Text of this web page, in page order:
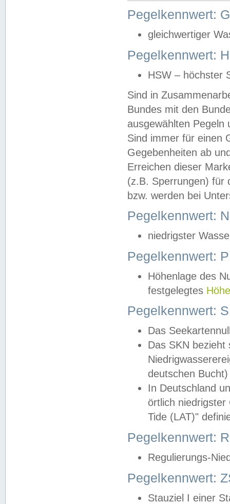
Pegelkennwert:
gleichwertiger
Pegelkennwert:
HSW – höchster
Sind in
Bundes mit den
ausgewählten
Sind immer für einen
Gegebenheiten ab
Erreichen dieser
(z.B. Sperrungen) für
bzw. werden bei
Pegelkennwert:
niedrigster
Pegelkennwert:
Höhenlage des
festgelegtes
Pegelkennwert:
Das
Das SKN
deutschen
In Deutschland
örtlich
Tide (LAT)"
Pegelkennwert:
Regulierungs-
Pegelkennwert:
Stauziel I einer